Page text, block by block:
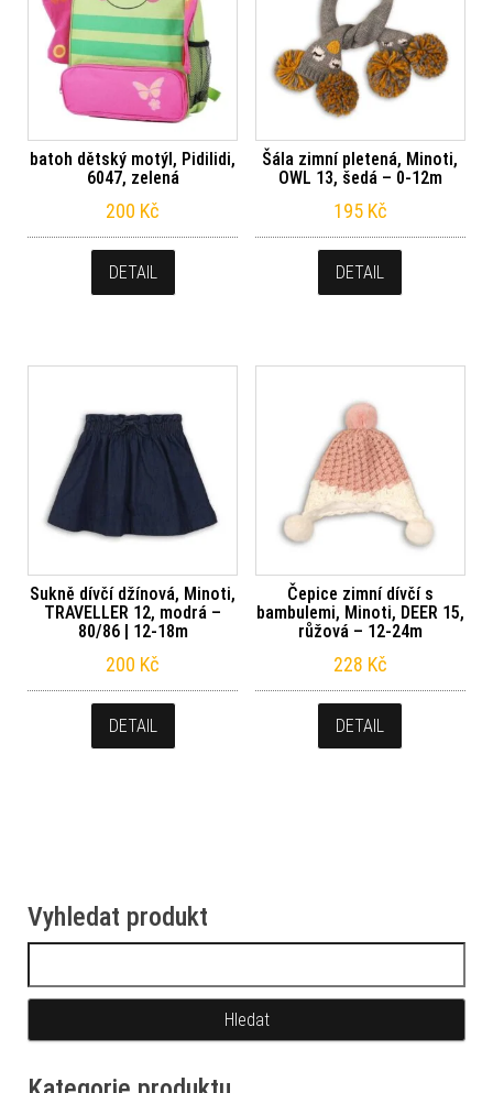
batoh dětský motýl, Pidilidi,
6047, zelená
200 Kč
DETAIL
Šála zimní pletená, Minoti,
OWL 13, šedá – 0-12m
195 Kč
DETAIL
Sukně dívčí džínová, Minoti,
TRAVELLER 12, modrá –
80/86 | 12-18m
200 Kč
DETAIL
Čepice zimní dívčí s
bambulemi, Minoti, DEER 15,
růžová – 12-24m
228 Kč
DETAIL
Vyhledat produkt